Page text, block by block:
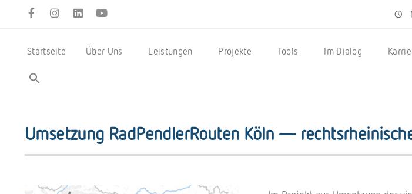
Startseite Über Uns Leistungen Projekte Tools Im Dialog
Umsetzung RadPendlerRouten Köln —